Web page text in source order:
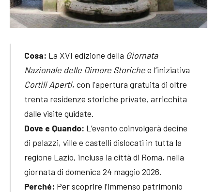
Cosa: La XVI edizione della Giornata
Nazionale delle Dimore Storichee l’iniziativa
Cortili Aperti, con l’apertura gratuita di oltre
trenta residenze storiche private, arricchita
dalle visite guidate.
Dove e Quando: L’evento coinvolgerà decine
di palazzi, ville e castelli dislocati in tutta la
regione Lazio, inclusa la città di Roma, nella
giornata di domenica 24 maggio 2026.
Perché: Per scoprire l’immenso patrimonio